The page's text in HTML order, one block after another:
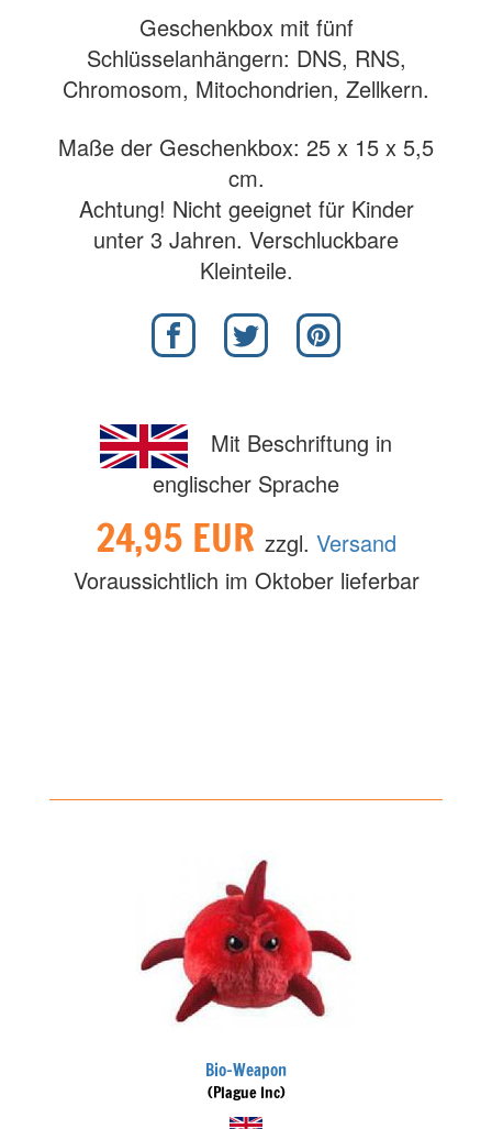
Geschenkbox mit fünf
Schlüsselanhängern: DNS, RNS,
Chromosom, Mitochondrien, Zellkern.
Maße der Geschenkbox: 25 x 15 x 5,5
cm.
Achtung! Nicht geeignet für Kinder
unter 3 Jahren. Verschluckbare
Kleinteile.
Mit Beschriftung in
englischer Sprache
24,95 EUR zzgl. Versand
Voraussichtlich im Oktober lieferbar
Bio-Weapon
(Plague Inc)